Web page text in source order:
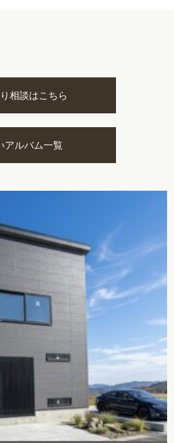
相談はこちら
アルバム一覧